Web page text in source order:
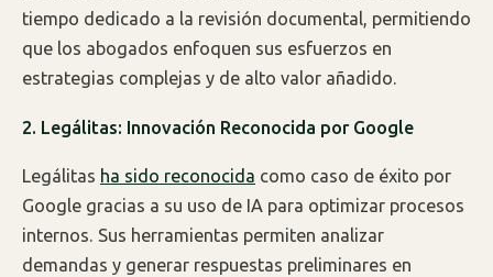
tiempo dedicado a la revisión documental, permitiendo
que los abogados enfoquen sus esfuerzos en
estrategias complejas y de alto valor añadido.
2. Legálitas: Innovación Reconocida por Google
Legálitas ha sido reconocida como caso de éxito por
Google gracias a su uso de IA para optimizar procesos
internos. Sus herramientas permiten analizar
demandas y generar respuestas preliminares en